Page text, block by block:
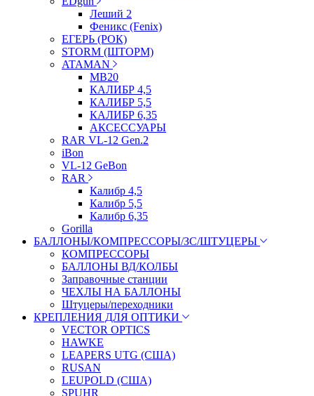
Леший 2
Феникс (Fenix)
ЕГЕРЬ (РОК)
STORM (ШТОРМ)
ATAMAN
МВ20
КАЛИБР 4,5
КАЛИБР 5,5
КАЛИБР 6,35
АКСЕССУАРЫ
RAR VL-12 Gen.2
iBon
VL-12 GeBon
RAR
Калибр 4,5
Калибр 5,5
Калибр 6,35
Gorilla
БАЛЛОНЫ/КОМПРЕССОРЫ/ЗС/ШТУЦЕРЫ
КОМПРЕССОРЫ
БАЛЛОНЫ ВД/КОЛБЫ
Заправочные станции
ЧЕХЛЫ НА БАЛЛОНЫ
Штуцеры/переходники
КРЕПЛЕНИЯ ДЛЯ ОПТИКИ
VECTOR OPTICS
HAWKE
LEAPERS UTG (США)
RUSAN
LEUPOLD (США)
SPUHR